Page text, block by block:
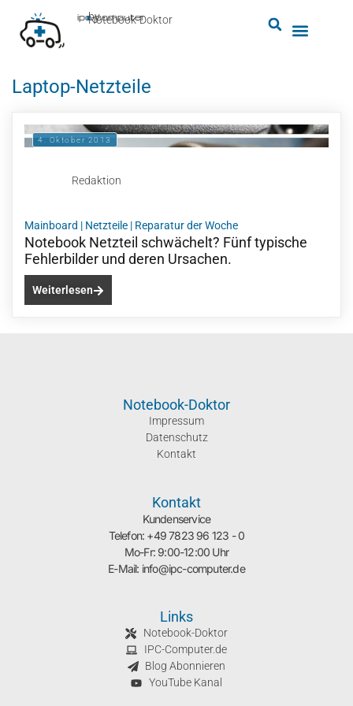
Notebook-Doktor
by
■
ipc-computer
Laptop-Netzteile
4. Oktober 2013
Redaktion
Mainboard | Netzteile | Reparatur der Woche
Notebook Netzteil schwächelt? Fünf typische
Fehlerbilder und deren Ursachen.
Weiterlesen
Notebook-Doktor
Impressum
Datenschutz
Kontakt
Kontakt
Kundenservice
Telefon: +49 7823 96 123 - 0
Mo-Fr: 9:00-12:00 Uhr
E-Mail: info@ipc-computer.de
Links
Notebook-Doktor
IPC-Computer.de
Blog Abonnieren
YouTube Kanal